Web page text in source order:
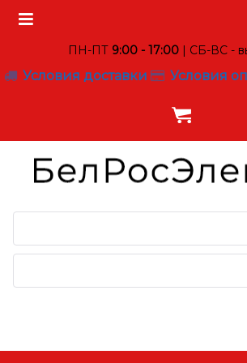
ПН-ПТ 9:00 - 17:00| СБ-ВС -
Условия доставки Условия